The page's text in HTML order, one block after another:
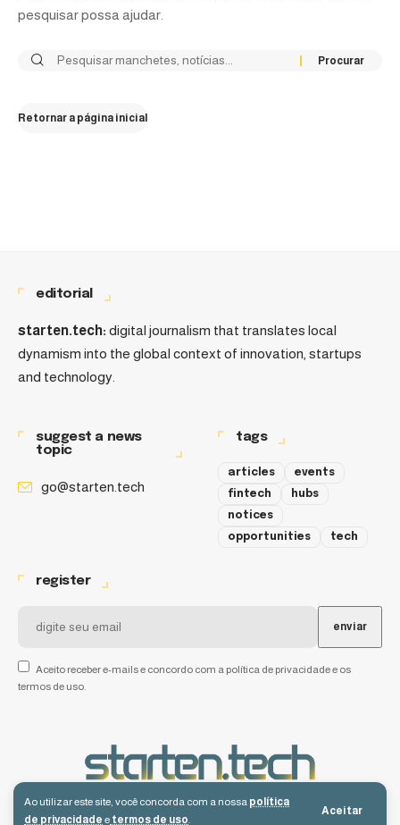
Ao utilizar este site, você concorda com a nossa política
de privacidade e termos de uso.
Aceitar
pesquisar possa ajudar.
Retornar a página inicial
editorial
starten.tech: digital journalism that translates local
dynamism into the global context of innovation, startups
and technology.
suggest a news
topic
go@starten.tech
tags
articles
events
fintech
hubs
notices
opportunities
tech
register
Aceito receber e-mails e concordo com a política de privacidade e os
termos de uso.